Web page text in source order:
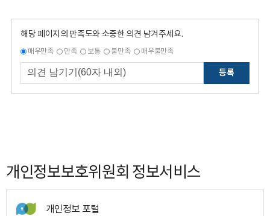
해당 페이지의 만족도와 소중한 의견 남겨주세요.
매우만족 만족 보통 불만족 매우불만족
등록
개인정보보호위원회 정보서비스
개인정보 포털